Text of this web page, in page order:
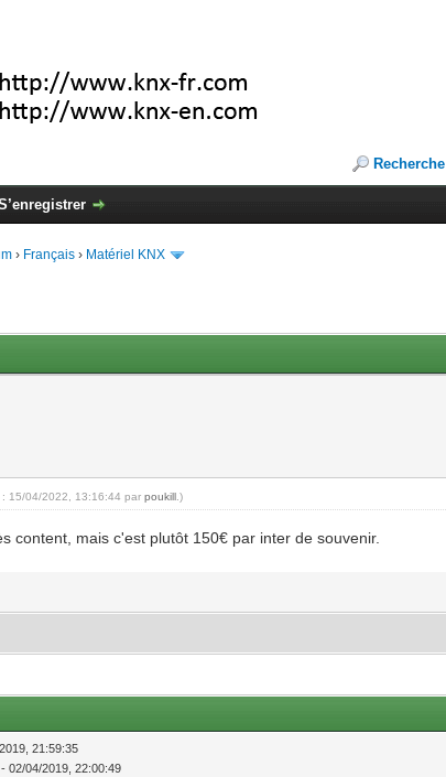
Recherche
› Français › Matériel KNX
: 15/04/2022, 13:16:44 parpoukill .)
content, mais c'est plutôt 150€ par inter de souvenir.
21:59:35
- 02/04/2019, 22:00:49